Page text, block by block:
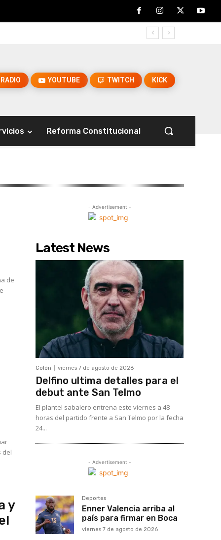
RADIO YOUTUBE TWITCH KICK
Reforma Constitucional
de
del
y
- Advertisement -
Latest News
Colón viernes 7 de agosto de 2026
Delfino ultima detalles para el
debut ante San Telmo
El plantel sabalero entrena este viernes a 48
horas del partido frente a San Telmo por la fecha
24...
- Advertisement -
Deportes
Enner Valencia arriba al
país para firmar en Boca
viernes 7 de agosto de 2026